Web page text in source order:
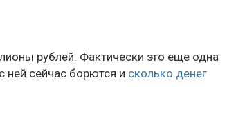
рублей. Фактически это еще одна
ней сейчас борются и сколько денег